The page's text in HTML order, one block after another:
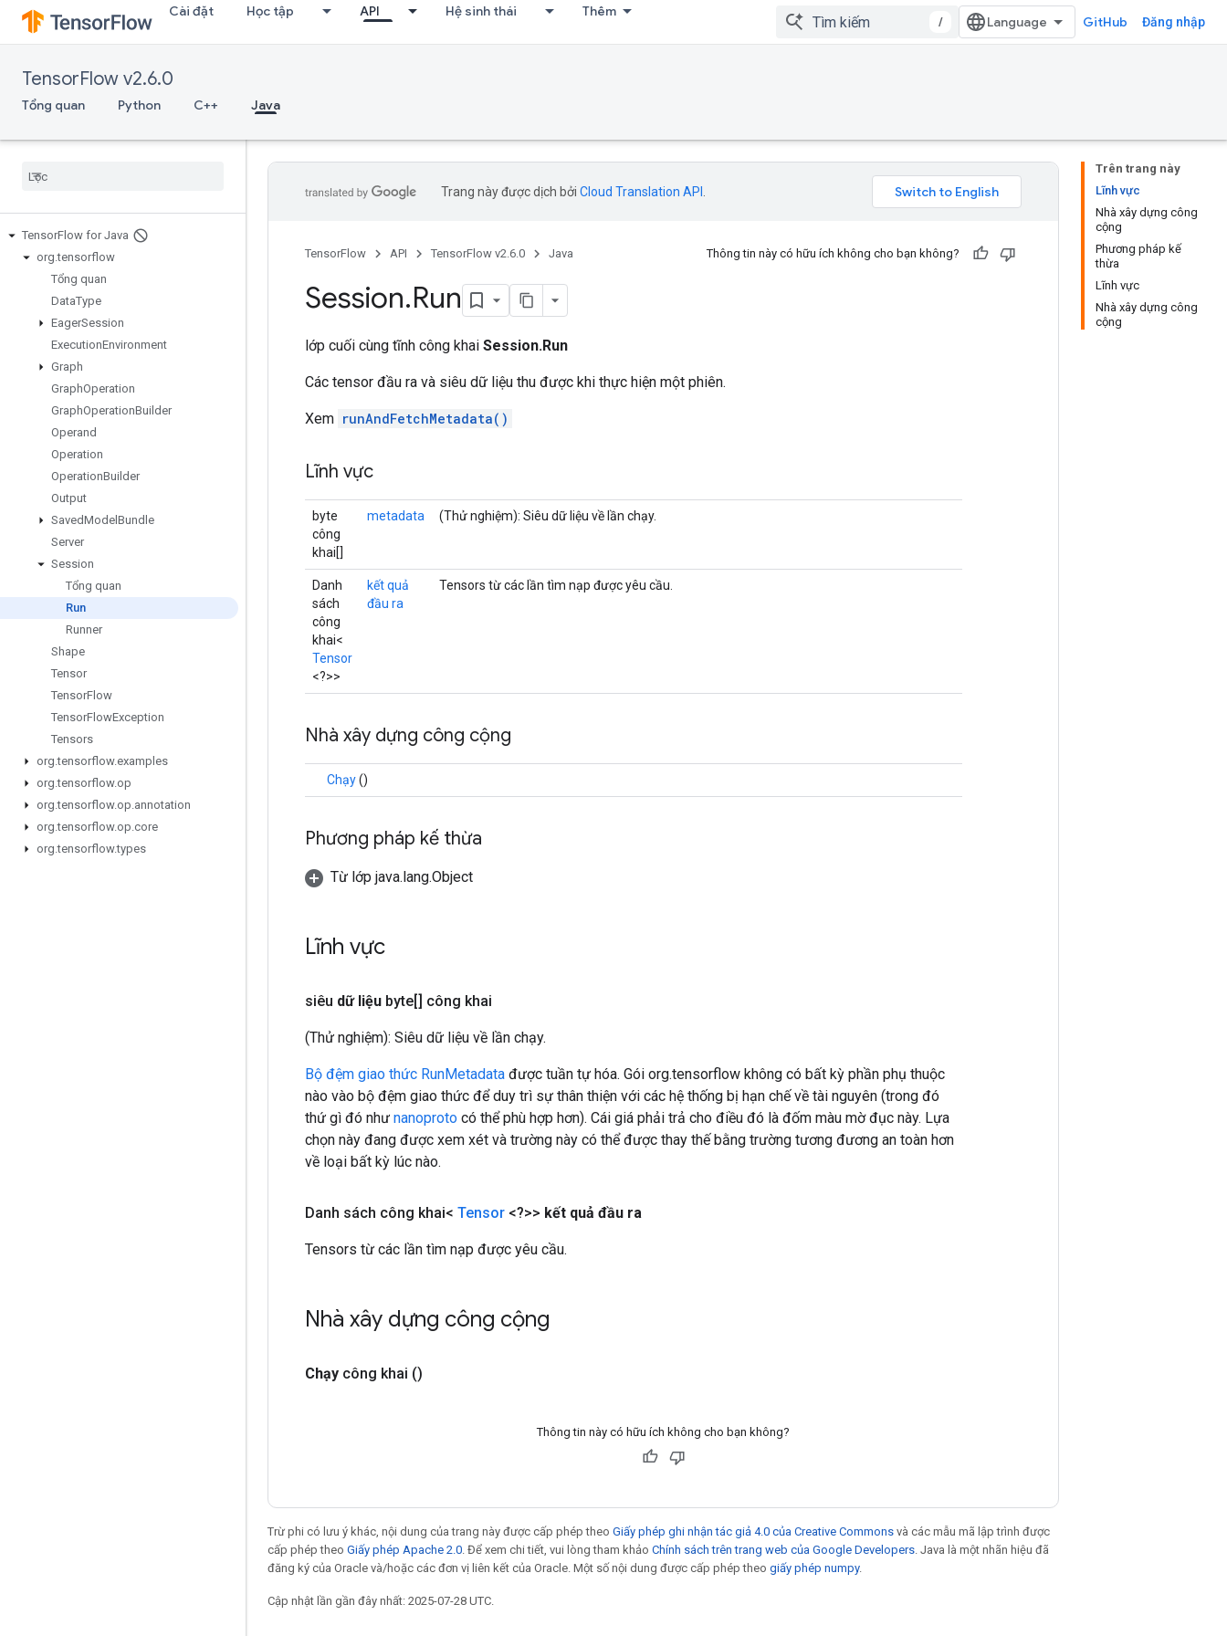
Cài đặt Học tập API Hệ sinh thái Thêm
/ GitHub Đăng nhập
TensorFlow v2.6.0
Tổng quan Python C++ Java
TensorFlow for Java
org.tensorflow
Tổng quan
DataType
EagerSession
ExecutionEnvironment
Graph
GraphOperation
GraphOperationBuilder
Operand
Operation
OperationBuilder
Output
SavedModel Bundle
Server
Session
Tổng quan
Run
Runner
Shape
Tensor
TensorFlow
TensorFlowException
Tensors
org.tensorflow.examples
org.tensorflow.op
org.tensorflow.op.annotation
org.tensorflow.op.core
org.tensorflow.types
Trên trang này
Lĩnh vực
Nhà xây dựng công
cộng
Phương pháp kế
thừa
Lĩnh vực
Nhà xây dựng công
cộng
Trang này được dịch bởi Cloud Translation API
TensorFlow API TensorFlow v2.6.0 Java Thông tin này có hữu ích không cho bạn không?
Session.Run
lớp cuối cùng tĩnh công khai Session.Run
Các tensor đầu ra và siêu dữ liệu thu được khi thực hiện một phiên.
Xem runAndFetchMetadata()
Lĩnh vực
byte
công
khai[]
metadata (Thử nghiệm): Siêu dữ liệu về lần chạy.
Danh
sách
công
khai<
Tensor
<?>>
kết quả
đầu ra
Tensors từ các lần tìm nạp được yêu cầu.
Nhà xây dựng công cộng
Chạy()
Phương pháp kế thừa
Từ lớp java.lang.Object
Lĩnh vực
siêu dữ liệu byte[] công khai
(Thử nghiệm): Siêu dữ liệu về lần chạy.
Bộ đệm giao thức RunMetadata được tuần tự hóa. Gói org.tensorflow không có bất kỳ phần phụ thuộc
nào vào bộ đệm giao thức để duy trì sự thân thiện với các hệ thống bị hạn chế về tài nguyên (trong đó
thứ gì đó như nanoproto có thể phù hợp hơn). Cái giá phải trả cho điều đó là đốm màu mờ đục này. Lựa
chọn này đang được xem xét và trường này có thể được thay thế bằng trường tương đương an toàn hơn
về loại bất kỳ lúc nào.
Danh sách công khai< Tensor <?>> kết quả đầu ra
Tensors từ các lần tìm nạp được yêu cầu.
Nhà xây dựng công cộng
Chạy công khai ()
Thông tin này có hữu ích không cho bạn không?
Trừ phi có lưu ý khác, nội dung của trang này được cấp phép theo Giấy phép ghi nhận tác giả 4.0 của Creative Commons và các mẫu mã lập trình được
cấp phép theo Giấy phép Apache 2.0 . Để xem chi tiết, vui lòng tham khảo Chính sách trên trang web của Google Developers . Java là một nhãn hiệu đã
đăng ký của Oracle và/hoặc các đơn vị liên kết của Oracle. Một số nội dung được cấp phép theo giấy phép numpy.
Cập nhật lần gần đây nhất: 2025-07-28 UTC.